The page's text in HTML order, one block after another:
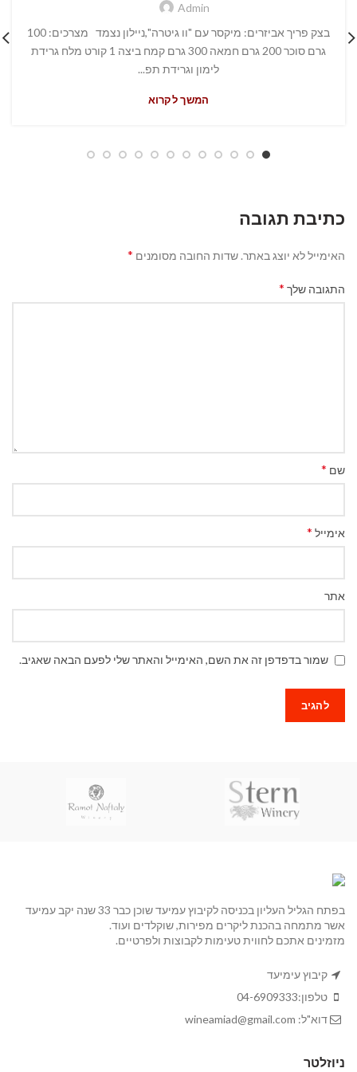
Admin
בצק פריך אביזרים: מיקסר עם "וו גיטרה",ניילון נצמד מצרכים: 100
גרם סוכר 200 גרם חמאה 300 גרם קמח ביצה 1 קורט מלח גרידת
לימון וגרידת תפ...
המשך לקרוא
כתיבת תגובה
האימייל לא יוצג באתר. שדות החובה מסומנים *
התגובה שלך *
שם *
אימייל *
אתר
שמור בדפדפן זה את השם, האימייל והאתר שלי לפעם הבאה שאגיב.
בפתח הגליל העליון בכניסה לקיבוץ עמיעד שוכן כבר 33 שנה יקב עמיעד
אשר מתמחה בהכנת ליקרים מפירות, שוקלדים ועוד.
מזמינים אתכם לחווית טעימות לקבוצות ולפרטיים.
קיבוץ עימיעד
טלפון:04-6909333
דוא"ל: wineamiad@gmail.com
ניוזלטר